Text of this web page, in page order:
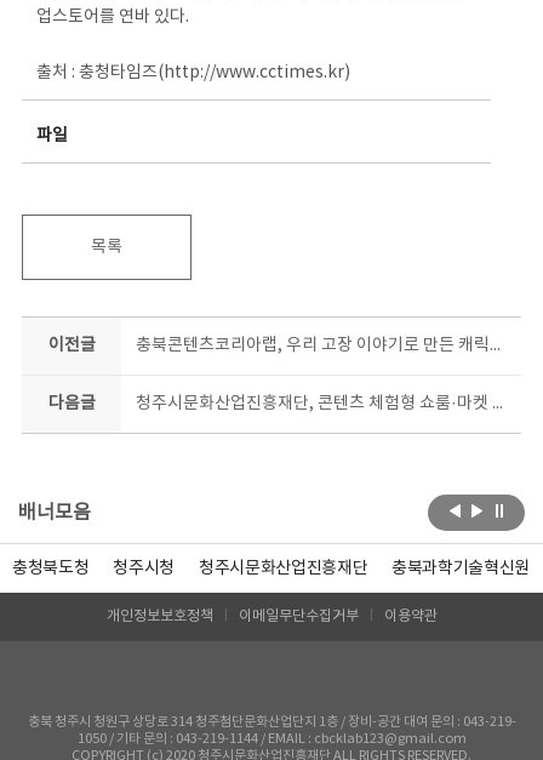
업스토어를 연바 있다.
출처 : 충청타임즈(http://www.cctimes.kr)
파일
목록
이전글 충북콘텐츠코리아랩, 우리 고장 이야기로 만든 캐릭터 팝업 전시
다음글 청주시문화산업진흥재단, 콘텐츠 체험형 쇼룸·마켓 운영
배너모음
충청북도청 청주시청 청주시문화산업진흥재단 충북과학기술혁신원
개인정보보호정책 이메일무단수집거부 이용약관
충북 청주시 청원구 상당로 314 청주첨단문화산업단지 1층 / 장비-공간 대여 문의 : 043-219-
1050 / 기타 문의 : 043-219-1144 / EMAIL : cbcklab123@gmail.com
COPYRIGHT (c) 2020 청주시문화산업진흥재단 ALL RIGHTS RESERVED.